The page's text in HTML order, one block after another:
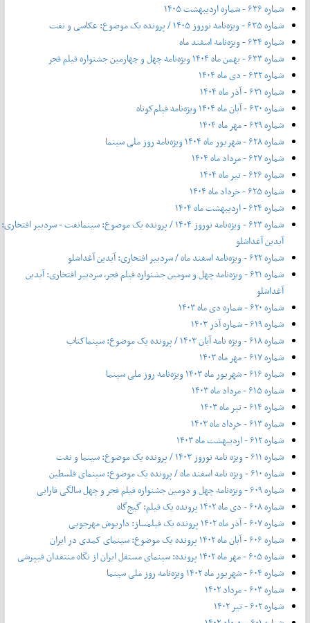
شماره ۶۳۶ - شماره اردیبهشت ۱۴۰۵
شماره ۶۳۵ - ویژه‌نامه نوروز ۱۴۰۵ / پرونده یک موضوع: عکاسی و نفت
شماره ۶۳۴ - ویژه‌نامه اسفند ماه
شماره ۶۳۳ - بهمن ماه ۱۴۰۴ ویژه‌نامه چهل‌ و‌ چهارمین جشنواره فیلم فجر
شماره ۶۳۲ - دی ماه ۱۴۰۴
شماره ۶۳۱ - آذر ماه ۱۴۰۴
شماره ۶۳۰ - آبان ماه ۱۴۰۴ ویژه‌نامه فیلم‌کوتاه
شماره ۶۲۹ - مهر ماه ۱۴۰۴
شماره ۶۲۸ - شهریور ماه ۱۴۰۴ ویژه‌نامه روز ملی سینما
شماره ۶۲۷ - مرداد ماه ۱۴۰۴
شماره ۶۲۶ - تیر ماه ۱۴۰۴
شماره ۶۲۵ - خرداد ماه ۱۴۰۴
شماره ۶۲۴ - اردیبهشت ماه ۱۴۰۴
شماره ۶۲۳ - ویژه‌نامه نوروز ۱۴۰۴ / پرونده یک موضوع: سینمانفت - سردبیر افتخاری:
آیدین آغداشلو
شماره ۶۲۲ - ویژه‌نامه اسفند ماه / سردبیر افتخاری: آیدین آغداشلو
شماره ۶۲۱ - ویژه‌نامه چهل‌ و‌ سومین جشنواره فیلم فجر، سردبیر افتخاری: آیدین
آغداشلو
شماره ۶۲۰ - شماره دی ماه ۱۴۰۳
شماره ۶۱۹ - شماره آذر ۱۴۰۳
شماره ۶۱۸ - ویژه نامه آبان ۱۴۰۳ / پرونده یک موضوع: سینماکتاب
شماره ۶۱۷ - مهر ماه ۱۴۰۳
شماره ۶۱۶ - شهریور ماه ۱۴۰۳ ویژه‌نامه روز ملی سینما
شماره ۶۱۵ - مرداد ماه ۱۴۰۳
شماره ۶۱۴ - تیر ماه ۱۴۰۳
شماره ۶۱۳ - خرداد ماه ۱۴۰۳
شماره ۶۱۲ - اردیبهشت ماه ۱۴۰۳
شماره ۶۱۱ - ویژه نامه نوروز ۱۴۰۳ / پرونده یک موضوع: سینما و نفت
شماره ۶۱۰ - ویژه نامه اسفند ماه / پرونده یک موضوع: سینمای فلسطین
شماره ۶۰۹ - ویژه‌نامه چهل و دومین جشنواره فیلم فجر و چهل سالگی فارابی
شماره ۶۰۸ - دی ماه ۱۴۰۲ پرونده یک فیلم: گیج‌گاه
شماره ۶۰۷ - آذر ماه ۱۴۰۲ پرونده یک فیلمساز: داریوش مهرجویی
شماره ۶۰۶ - آبان ماه ۱۴۰۲ پرونده یک موضوع: سینمای کمدی در ایران
شماره ۶۰۵ - مهر ماه ۱۴۰۲ پرونده: سینمای مستقل ایران از نگاه منتقدان فیپرشی
شماره ۶۰۴ - شهریور ماه ۱۴۰۲ ویژه‌نامه روز ملی سینما
شماره ۶۰۳ - مرداد ۱۴۰۲
شماره ۶۰۲ - تیر ۱۴۰۲